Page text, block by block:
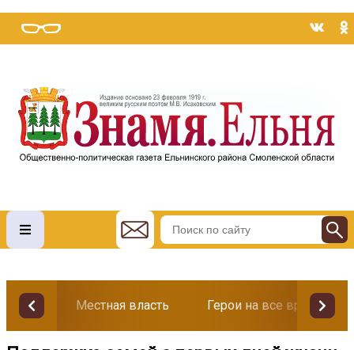
Местная власть Герои на все времена